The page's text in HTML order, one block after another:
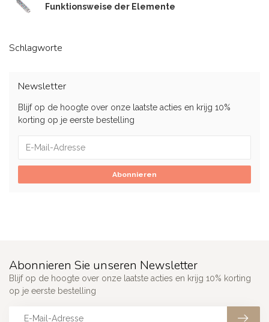
Funktionsweise der Elemente
Schlagworte
Newsletter
Blijf op de hoogte over onze laatste acties en krijg 10%
korting op je eerste bestelling
Abonnieren
Abonnieren Sie unseren Newsletter
Blijf op de hoogte over onze laatste acties en krijg 10% korting
op je eerste bestelling